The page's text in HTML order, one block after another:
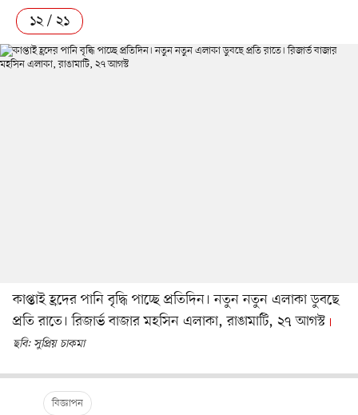
১২ / ২১
কাপ্তাই হ্রদের পানি বৃদ্ধি পাচ্ছে প্রতিদিন। নতুন নতুন এলাকা ডুবছে
প্রতি রাতে। রিজার্ভ বাজার মহসিন এলাকা, রাঙামাটি, ২৭ আগস্ট
ছবি: সুপ্রিয় চাকমা